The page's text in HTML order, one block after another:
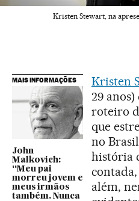
Kristen Stewart, na
MAIS INFORMAÇÕES
John
Malkovich:
“Meu pai
morreu jovem e
meus irmãos
também. Nunca
Kristen
29
roteiro
que
no
história
além,